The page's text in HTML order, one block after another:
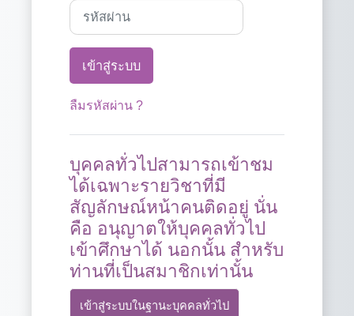
รหัสผ่าน
เข้าสู่ระบบ
ลืมรหัสผ่าน ?
บุคคลทั่วไปสามารถเข้าชม
ได้เฉพาะรายวิชาที่มี
สัญลักษณ์หน้าคนติดอยู่ นั่น
คือ อนุญาตให้บุคคลทั่วไป
เข้าศึกษาได้ นอกนั้น สำหรับ
ท่านที่เป็นสมาชิกเท่านั้น
เข้าสู่ระบบในฐานะบุคคลทั่วไป